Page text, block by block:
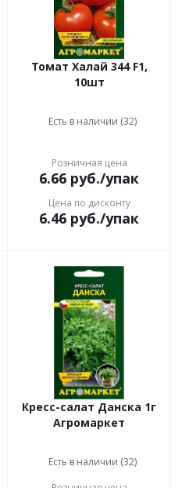
Томат Халай 344 F1,
10шт
Есть в наличии (32)
Розничная цена
6.66 руб./упак
Цена по дисконту
6.46 руб./упак
Кресс-салат Данска 1г
Агромаркет
Есть в наличии (32)